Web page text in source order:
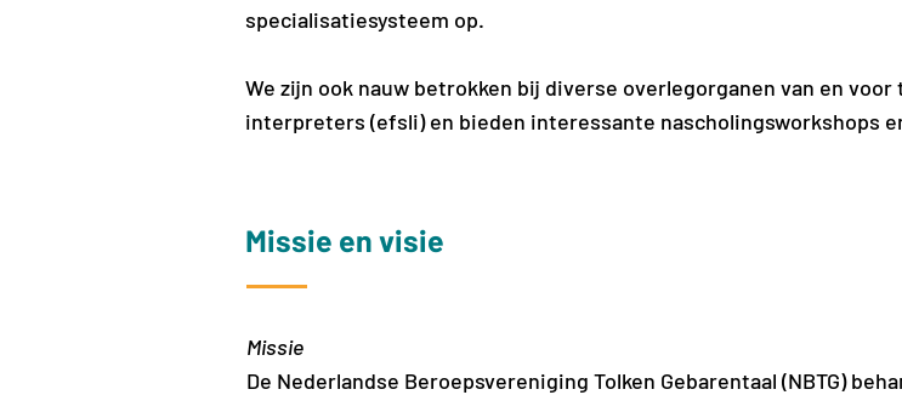
specialisatiesysteem op.
We zijn ook nauw betrokken bij diverse overlegorganen van en
interpreters (efsli) en bieden interessante nascholingsworkshops
Missie en visie
Missie
De Nederlandse Beroepsvereniging Tolken Gebarentaal (NBTG)